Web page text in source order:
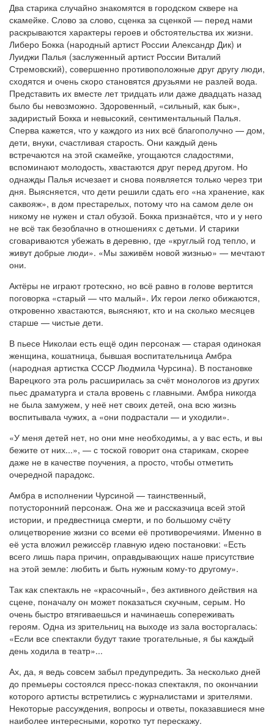
Два старика случайно знакомятся в городском сквере на
скамейке. Слово за слово, сценка за сценкой — перед нами
раскрываются характеры героев и обстоятельства их жизни.
Либеро Бокка (народный артист России Александр Дик) и
Луиджи Палья (заслуженный артист России Виталий
Стремовский), совершенно противоположные друг другу люди,
сходятся и очень скоро становятся друзьями не разлей вода.
Представить их вместе лет тридцать или даже двадцать назад
было бы невозможно. Здоровенный, «сильный, как бык»,
задиристый Бокка и невысокий, сентиментальный Палья.
Сперва кажется, что у каждого из них всё благополучно — дом,
дети, внуки, счастливая старость. Они каждый день
встречаются на этой скамейке, угощаются сладостями,
вспоминают молодость, хвастаются друг перед другом. Но
однажды Палья исчезает и снова появляется только через три
дня. Выясняется, что дети решили сдать его «на хранение, как
саквояж», в дом престарелых, потому что на самом деле он
никому не нужен и стал обузой. Бокка признаётся, что и у него
не всё так безоблачно в отношениях с детьми. И старики
сговариваются убежать в деревню, где «круглый год тепло, и
живут добрые люди». «Мы заживём новой жизнью» — мечтают
они.
Актёры не играют гротескно, но всё равно в голове вертится
поговорка «старый — что малый». Их герои легко обижаются,
откровенно хвастаются, выясняют, кто и на сколько месяцев
старше — чистые дети.
В пьесе Николаи есть ещё один персонаж — старая одинокая
женщина, кошатница, бывшая воспитательница Амбра
(народная артистка СССР Людмила Чурсина). В постановке
Варецкого эта роль расширилась за счёт монологов из других
пьес драматурга и стала вровень с главными. Амбра никогда
не была замужем, у неё нет своих детей, она всю жизнь
воспитывала чужих, а «они подрастали — и уходили».
«У меня детей нет, но они мне необходимы, а у вас есть, и вы
бежите от них...», — с тоской говорит она старикам, скорее
даже не в качестве поучения, а просто, чтобы отметить
очередной парадокс.
Амбра в исполнении Чурсиной — таинственный,
потусторонний персонаж. Она же и рассказчица всей этой
истории, и предвестница смерти, и по большому счёту
олицетворение жизни со всеми её противоречиями. Именно в
её уста вложил режиссёр главную идею постановки: «Есть
всего лишь пара причин, оправдывающих наше присутствие
на этой земле: любить и быть нужным кому-то другому».
Так как спектакль не «красочный», без активного действия на
сцене, поначалу он может показаться скучным, серым. Но
очень быстро втягиваешься и начинаешь сопереживать
героям. Одна из зрительниц на выходе из зала восторгалась:
«Если все спектакли будут такие трогательные, я бы каждый
день ходила в театр»...
Ах, да, я ведь совсем забыл предупредить. За несколько дней
до премьеры состоялся пресс-показ спектакля, по окончании
которого артисты встретились с журналистами и зрителями.
Некоторые рассуждения, вопросы и ответы, показавшиеся мне
наиболее интересными, коротко тут перескажу.